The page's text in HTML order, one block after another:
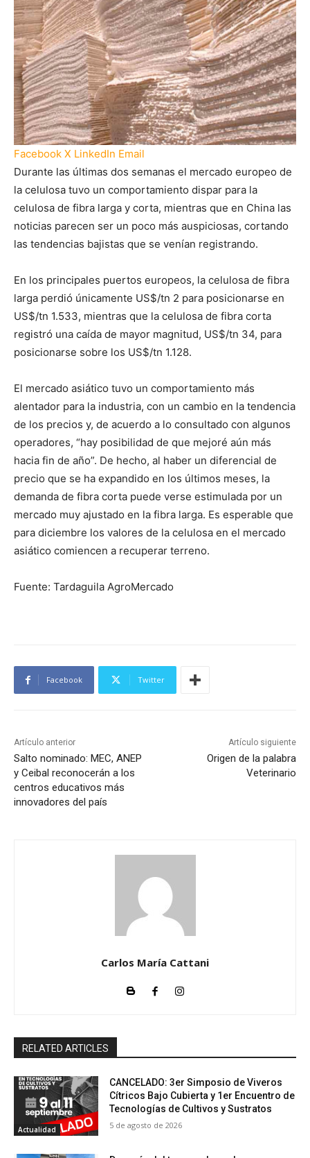
Facebook X LinkedIn Email
Durante las últimas dos semanas el mercado europeo de
la celulosa tuvo un comportamiento dispar para la
celulosa de fibra larga y corta, mientras que en China las
noticias parecen ser un poco más auspiciosas, cortando
las tendencias bajistas que se venían registrando.
En los principales puertos europeos, la celulosa de fibra
larga perdió únicamente US$/tn 2 para posicionarse en
US$/tn 1.533, mientras que la celulosa de fibra corta
registró una caída de mayor magnitud, US$/tn 34, para
posicionarse sobre los US$/tn 1.128.
El mercado asiático tuvo un comportamiento más
alentador para la industria, con un cambio en la tendencia
de los precios y, de acuerdo a lo consultado con algunos
operadores, “hay posibilidad de que mejoré aún más
hacia fin de año”. De hecho, al haber un diferencial de
precio que se ha expandido en los últimos meses, la
demanda de fibra corta puede verse estimulada por un
mercado muy ajustado en la fibra larga. Es esperable que
para diciembre los valores de la celulosa en el mercado
asiático comiencen a recuperar terreno.
Fuente: Tardaguila AgroMercado
Facebook Twitter
Artículo anterior
Salto nominado: MEC, ANEP
y Ceibal reconocerán a los
centros educativos más
innovadores del país
Artículo siguiente
Origen de la palabra
Veterinario
Carlos María Cattani
RELATED ARTICLES
Actualidad
CANCELADO: 3er Simposio de Viveros
Cítricos Bajo Cubierta y 1er Encuentro de
Tecnologías de Cultivos y Sustratos
5 de agosto de 2026